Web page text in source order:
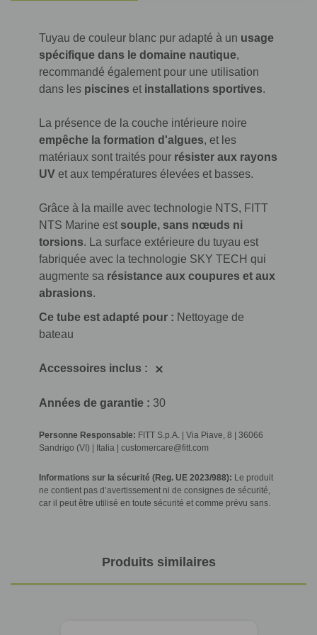
Tuyau de couleur blanc pur adapté à un usage
spécifique dans le domaine nautique,
recommandé également pour une utilisation
dans les piscines et installations sportives.
La présence de la couche intérieure noire
empêche la formation d'algues, et les
matériaux sont traités pour résister aux rayons
UV et aux températures élevées et basses.
Grâce à la maille avec technologie NTS, FITT
NTS Marine est souple, sans nœuds ni
torsions. La surface extérieure du tuyau est
fabriquée avec la technologie SKY TECH qui
augmente sa résistance aux coupures et aux
abrasions.
Ce tube est adapté pour : Nettoyage de
bateau
Accessoires inclus :
Années de garantie : 30
Personne Responsable: FITT S.p.A. | Via Piave, 8 | 36066
Sandrigo (VI) | Italia | customercare@fitt.com
Informations sur la sécurité (Reg. UE 2023/988): Le produit
ne contient pas d’avertissement ni de consignes de sécurité,
car il peut être utilisé en toute sécurité et comme prévu sans.
Produits similaires